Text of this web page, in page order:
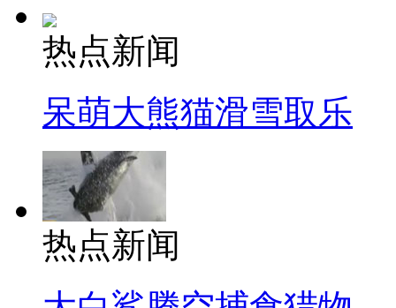
热点新闻
呆萌大熊猫滑雪取乐
热点新闻